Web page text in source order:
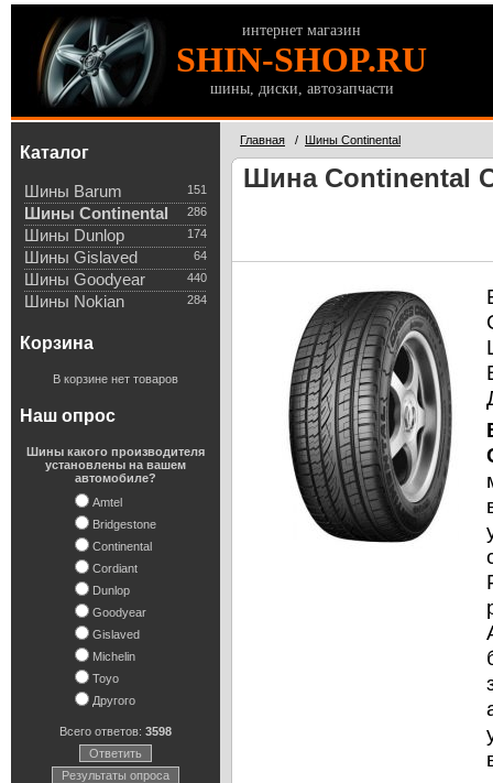
интернет магазин
SHIN-SHOP.RU
шины, диски, автозапчасти
Каталог
151
Шины Barum
286
Шины Continental
174
Шины Dunlop
64
Шины Gislaved
440
Шины Goodyear
284
Шины Nokian
Корзина
В корзине нет товаров
Наш опрос
Шины какого производителя
установлены на вашем
автомобиле?
Amtel
Bridgestone
Continental
Cordiant
Dunlop
Goodyear
Gislaved
Michelin
Toyo
Другого
Всего ответов: 3598
Ответить
Результаты опроса
Главная / Шины Continental
Шина Continental